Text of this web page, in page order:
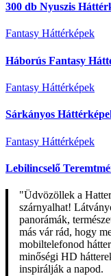
300 db Nyuszis
Fantasy Háttérképek
Háborús Fantasy
Fantasy Háttérképek
Sárkányos
Fantasy Háttérképek
Lebilincselő
"Üdvözöllek a
szárnyalhat!
panorámák,
más vár rád, hogy
mobiltelefonod
minőségi HD
inspirálják a napod.